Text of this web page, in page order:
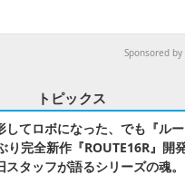
Sponsored by
トピックス
してロボになった、でも『ル
完全新作『ROUTE16R』開
スタッフが語るシリーズの魂